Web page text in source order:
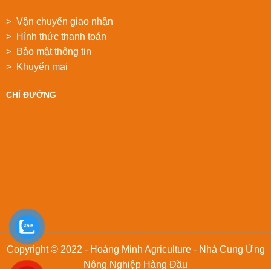
> Vận chuyển giao nhận
> Hình thức thanh toán
> Bảo mật thông tin
> Khuyển mại
CHỈ ĐƯỜNG
Copyright © 2022 - Hoàng Minh Agriculture - Nhà Cung Ứng
Nông Nghiệp Hàng Đầu